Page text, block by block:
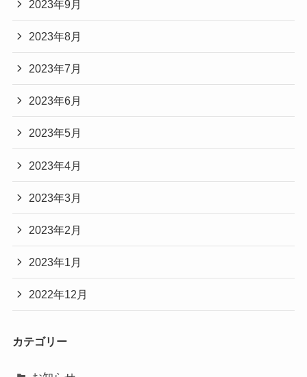
2023年9月
2023年8月
2023年7月
2023年6月
2023年5月
2023年4月
2023年3月
2023年2月
2023年1月
2022年12月
カテゴリー